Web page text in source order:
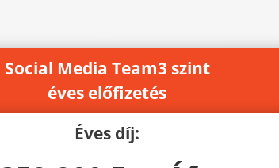
Social Media Team3 szint
éves előfizetés
Éves díj: